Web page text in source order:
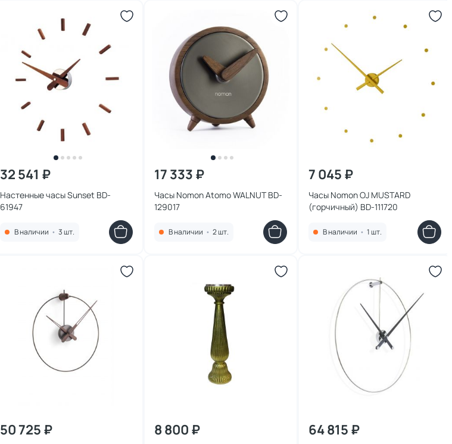
32 541 ₽
Настенные часы Sunset BD-
61947
В наличии • 3 шт.
17 333 ₽
Часы Nomon Atomo WALNUT BD-
129017
В наличии • 2 шт.
7 045 ₽
Часы Nomon OJ MUSTARD
(горчичный) BD-111720
В наличии • 1 шт.
50 725 ₽ 8 800 ₽ 64 815 ₽